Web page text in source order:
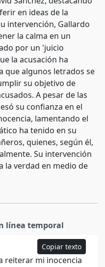
en ideas de la
intervención, Gallardo
la calma en un
por un 'juicio
la acusación ha
que algunos letrados se
su objetivo de
A pesar de las
su confianza en el
lamentando el
ha tenido en su
quienes, según él,
Su intervención
la verdad en medio de
línea temporal
Copiar texto
reiterar mi inocencia